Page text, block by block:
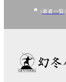
著者一覧